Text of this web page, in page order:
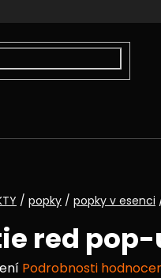
/ popky / popky v esenci
red
Podrobnosti